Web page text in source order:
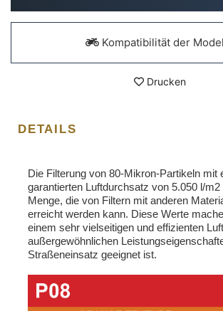
Kompatibilität der
Drucken
DETAILS
Die Filterung von 80-Mikron-Partikeln mit
garantierten Luftdurchsatz von 5.050 l/
Menge, die von Filtern mit anderen
erreicht werden kann. Diese Werte
einem sehr vielseitigen und effizienten
außergewöhnlichen
Straßeneinsatz geeignet ist.